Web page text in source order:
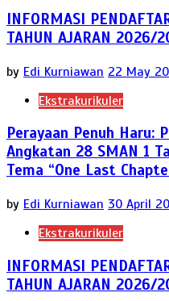
INFORMASI
TAHUN AJARAN 2026/
by Edi Kurniawan 22 May
Ekstrakurikuler
Perayaan Penuh Haru:
Angkatan 28 SMAN 1
Tema “One Last
by Edi Kurniawan 30 April
Ekstrakurikuler
INFORMASI
TAHUN AJARAN 2026/